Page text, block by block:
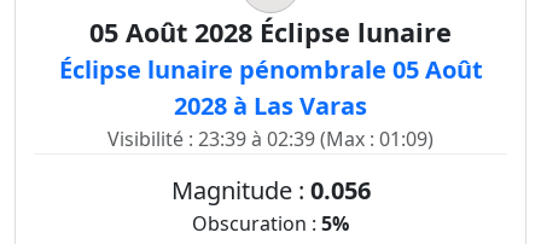
05 Août 2028 Éclipse lunaire
Éclipse lunaire pénombrale 05 Août
2028 à Las Varas
Visibilité : 23:39 à 02:39 (Max : 01:09)
Magnitude : 0.056
Obscuration : 5%